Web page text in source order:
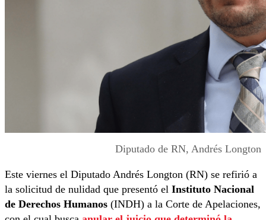
Diputado de RN, Andrés Longton
Este viernes el Diputado Andrés Longton (RN) se refirió a
la solicitud de nulidad que presentó el Instituto Nacional
de Derechos Humanos (INDH) a la Corte de Apelaciones,